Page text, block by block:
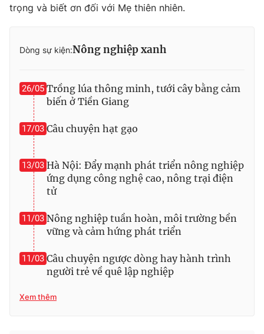
trọng và biết ơn đối với Mẹ thiên nhiên.
Dòng sự kiện:Nông nghiệp xanh
26/05 Trồng lúa thông minh, tưới cây bằng cảm
biến ở Tiền Giang
17/03 Câu chuyện hạt gạo
13/03 Hà Nội: Đẩy mạnh phát triển nông nghiệp
ứng dụng công nghệ cao, nông trại điện
tử
11/03 Nông nghiệp tuần hoàn, môi trường bền
vững và cảm hứng phát triển
11/03 Câu chuyện ngược dòng hay hành trình
người trẻ về quê lập nghiệp
Xem thêm